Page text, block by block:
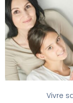
Vivre